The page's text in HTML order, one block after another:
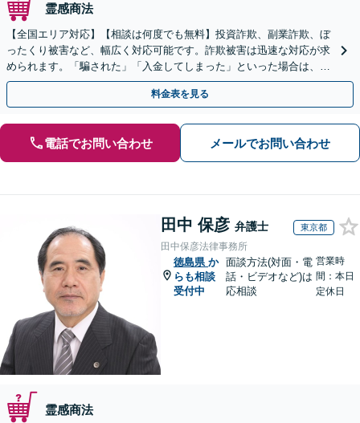
霊感商法
【全国エリア対応】【相談は何度でも無料】投資詐欺、副業詐欺、ぼ
ったくり被害など、幅広く対応可能です。詐欺被害は迅速な対応が求
められます。「騙された」「入金してしまった」といった場合は、お
早めにご相談ください。【電話・メール・WEB相談可】
料金表を見る
電話でお問い合わせ メールでお問い合わせ
田中 保彦 弁護士 東京都
田中保彦法律事務所
徳島県 か
らも相談
受付中
面談方法(対面・電
話・ビデオなど)は
応相談
営業時
間：本日
定休日
霊感商法